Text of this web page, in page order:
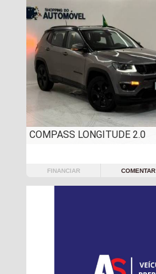
COMPASS LONGITUDE 2.0
FINANCIAR COMENTAR